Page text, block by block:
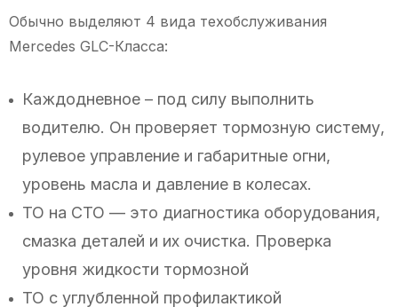
Обычно выделяют 4 вида техобслуживания
Mercedes GLC-Класса:
Каждодневное – под силу выполнить
водителю. Он проверяет тормозную систему,
рулевое управление и габаритные огни,
уровень масла и давление в колесах.
ТО на СТО — это диагностика оборудования,
смазка деталей и их очистка. Проверка
уровня жидкости тормозной
ТО с углубленной профилактикой